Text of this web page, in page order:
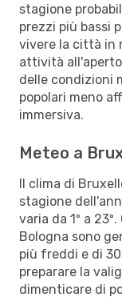
stagione
prezzi più bassi
vivere la città in
attività
delle condizioni
popolari meno
immersiva.
Meteo a
Il clima di
stagione
varia da 1º a
Bologna sono
più freddi e di
preparare la
dimenticare di